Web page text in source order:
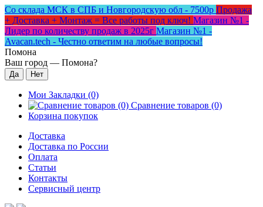
Со склада МСК в СПБ и Новгородскую обл - 7500р Продажа
+ Доставка + Монтаж = Все работы под ключ! Магазин №1 -
Лидер по количеству продаж в 2025г Магазин №1 -
Avacan.tech - Честно ответим на любые вопросы!
Помона
Ваш город — Помона?
Мои Закладки (0)
Сравнение товаров (0)
Корзина покупок
Доставка
Доставка по России
Оплата
Статьи
Контакты
Сервисный центр